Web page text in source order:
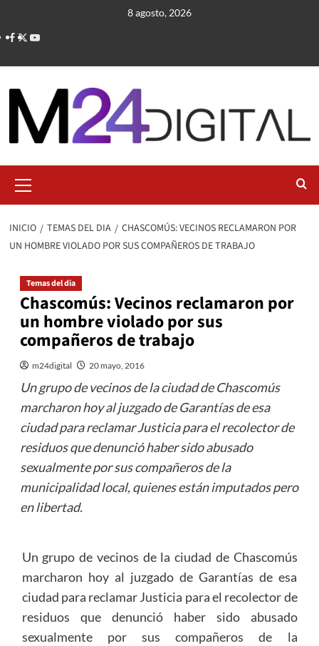
contenido
8 agosto, 2026
primario
INICIO TEMAS DEL DIA
CHASCOMÚS: VECINOS RECLAMARON POR
UN HOMBRE VIOLADO POR SUS COMPAÑEROS DE TRABAJO
Temas del dia
Chascomús: Vecinos reclamaron por
un hombre violado por sus
compañeros de trabajo
m24digital 20 mayo, 2016
Un grupo de vecinos de la ciudad de Chascomús
marcharon hoy al juzgado de Garantías de esa
ciudad para reclamar Justicia para el recolector de
residuos que denunció haber sido abusado
sexualmente por sus compañeros de la
municipalidad local, quienes están imputados pero
en libertad.
Un grupo de vecinos de la ciudad de Chascomús
marcharon hoy al juzgado de Garantías de esa
ciudad para reclamar Justicia para el recolector de
residuos que denunció haber sido abusado
sexualmente por sus compañeros de la